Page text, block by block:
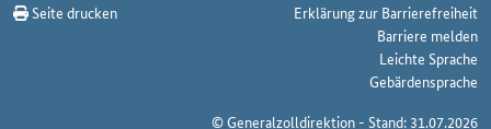
Seite drucken
Erklärung zur Barrierefreiheit
Barriere melden
Leichte Sprache
Gebärdensprache
© Generalzolldirektion - Stand: 31.07.2026